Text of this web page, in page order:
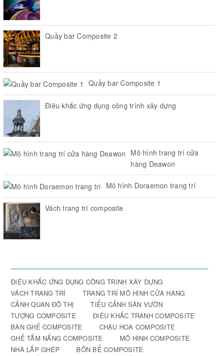
Quầy bar Composite 2
Quầy bar Composite 1
Điêu khắc ứng dụng công trình xây dựng
Mô hình trang trí cửa
hàng Deawon
Mô hình Doraemon trang trí
Vách trang trí composite
ĐIÊU KHẮC ỨNG DỤNG CÔNG TRÌNH XÂY DỰNG
VÁCH TRANG TRÍ
TRANG TRÍ MÔ HÌNH CỬA HÀNG
CẢNH QUAN ĐÔ THỊ
TIỂU CẢNH SÂN VƯỜN
TƯỢNG COMPOSITE
ĐIÊU KHẮC TRANH COMPOSITE
BÀN GHẾ COMPOSITE
CHẬU HOA COMPOSITE
GHẾ TẮM NẮNG COMPOSITE
MÔ HÌNH COMPOSITE
NHÀ LẮP GHÉP
BỒN BỂ COMPOSITE